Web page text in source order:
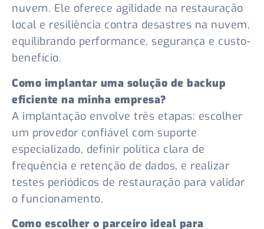
nuvem. Ele oferece agilidade na restauração
local e resiliência contra desastres na nuvem,
equilibrando performance, segurança e custo-
benefício.
Como implantar uma solução de backup
eficiente na minha empresa?
A implantação envolve três etapas: escolher
um provedor confiável com suporte
especializado, definir política clara de
frequência e retenção de dados, e realizar
testes periódicos de restauração para validar
o funcionamento.
Como escolher o parceiro ideal para